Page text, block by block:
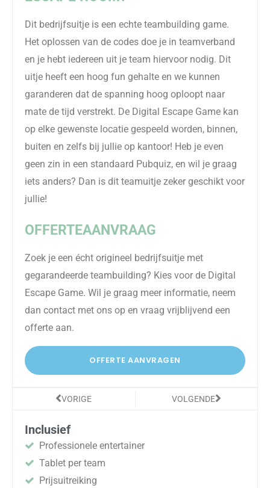
Dit bedrijfsuitje is een echte teambuilding game.
Het oplossen van de codes doe je in teamverband
en je hebt iedereen uit je team hiervoor nodig. Dit
uitje heeft een hoog fun gehalte en we kunnen
garanderen dat de spanning hoog oploopt naar
mate de tijd verstrekt. De Digital Escape Game kan
op elke gewenste locatie gespeeld worden, binnen,
buiten en zelfs bij jullie op kantoor! Heb je even
geen zin in een standaard Pubquiz, en wil je graag
iets anders? Dan is dit teamuitje zeker geschikt voor
jullie!
OFFERTEAANVRAAG
Zoek je een écht origineel bedrijfsuitje met
gegarandeerde teambuilding? Kies voor de Digital
Escape Game. Wil je graag meer informatie, neem
dan contact met ons op en vraag vrijblijvend een
offerte aan.
OFFERTE AANVRAGEN
Vorige
VORIGE VOLGENDEVolgende
Inclusief
Professionele entertainer
Tablet per team
Prijsuitreiking